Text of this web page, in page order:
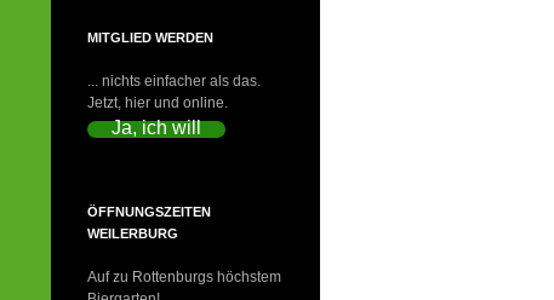
MITGLIED WERDEN
... nichts einfacher als das.
Jetzt, hier und online.
Ja, ich will
ÖFFNUNGSZEITEN
WEILERBURG
Auf zu Rottenburgs höchstem